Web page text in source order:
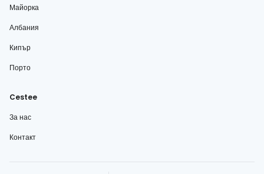
Майорка
Албания
Кипър
Порто
Cestee
За нас
Контакт